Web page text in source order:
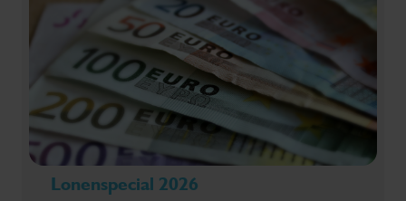
Lonenspecial 2026